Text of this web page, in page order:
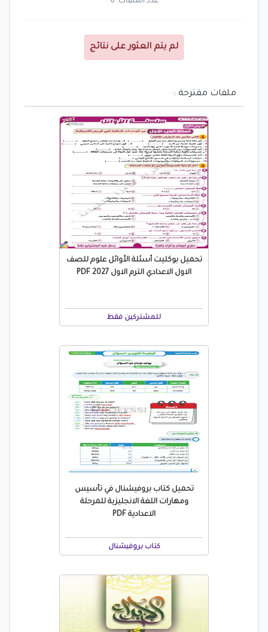
لم يتم العثور على نتائج
ملفات مقترحة :
تحميل بوكليت أسئلة الأوائل علوم للصف
الاول الاعدادي الترم الاول 2027 PDF
للمشتركين فقط
تحميل كتاب بروفيشنال في تأسيس
ومهارات اللغة الانجليزية للمرحلة
الاعدادية PDF
كتاب بروفيشنال